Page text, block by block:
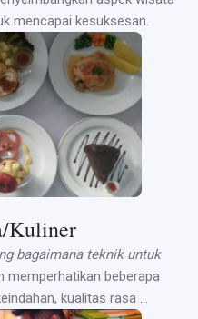
mencapai kesuksesan.
Kuliner
bagaimana teknik untuk
memperhatikan beberapa
kualitas rasa …